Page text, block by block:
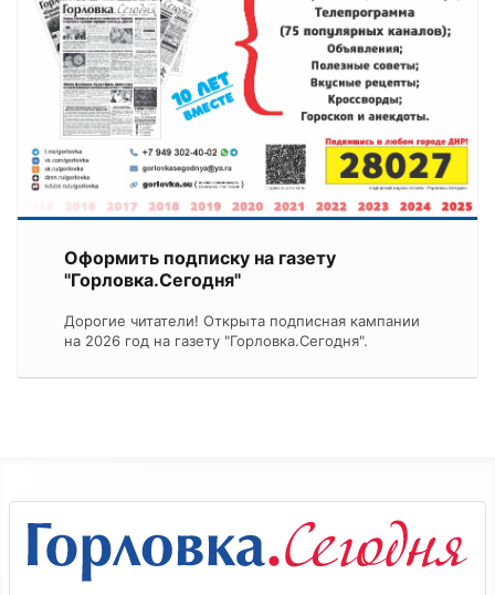
Оформить подписку на газету
"Горловка.Сегодня"
Дорогие читатели! Открыта подписная кампании
на 2026 год на газету "Горловка.Сегодня".